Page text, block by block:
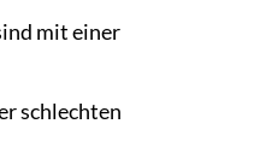
mit einer
schlechten